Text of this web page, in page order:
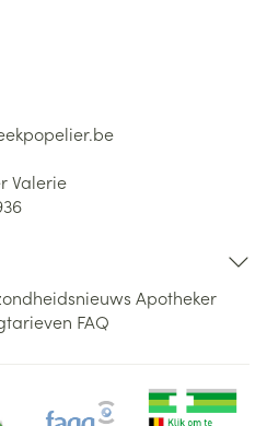
Valerie
Apotheker
FAQ